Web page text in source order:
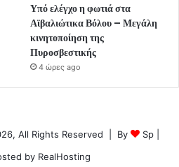
Υπό ελέγχο η φωτιά στα
Αϊβαλιώτικα Βόλου – Μεγάλη
κινητοποίηση της
Πυροσβεστικής
4 ώρες ago
All Rights Reserved | By Sp
by RealHosting